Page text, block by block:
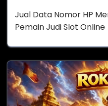
Jual Data Nomor HP
Pemain Judi Slot Online